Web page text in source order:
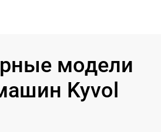
модели
Kyvol